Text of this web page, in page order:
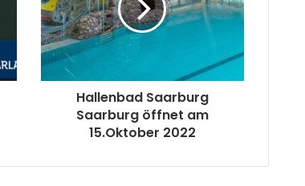
Hallenbad Saarburg
Saarburg öffnet am
15.Oktober 2022